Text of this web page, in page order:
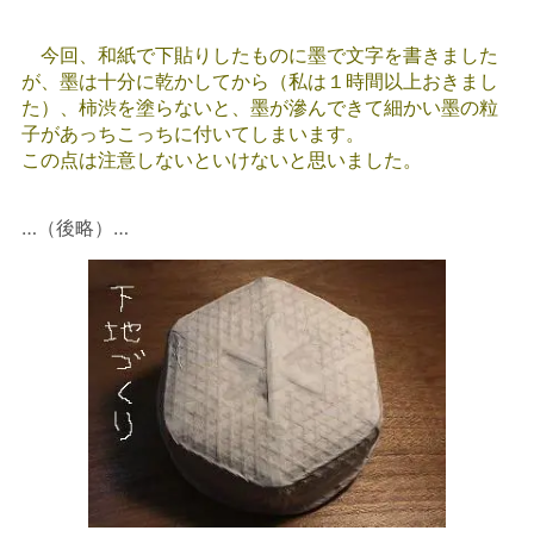
今回、和紙で下貼りしたものに墨で文字を書きました
が、墨は十分に乾かしてから（私は１時間以上おきまし
た）、柿渋を塗らないと、墨が滲んできて細かい墨の粒
子があっちこっちに付いてしまいます。
この点は注意しないといけないと思いました。
…（後略）…